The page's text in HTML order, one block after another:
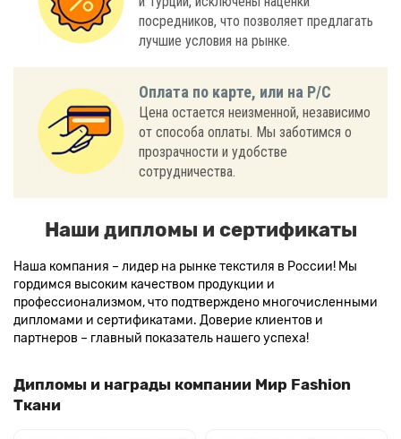
посредников, что позволяет предлагать
лучшие условия на рынке.
Оплата по карте, или на Р/С
Цена остается неизменной, независимо
от способа оплаты. Мы заботимся о
прозрачности и удобстве
сотрудничества.
Наши дипломы и сертификаты
Наша компания – лидер на рынке текстиля в России! Мы
гордимся высоким качеством продукции и
профессионализмом, что подтверждено многочисленными
дипломами и сертификатами. Доверие клиентов и
партнеров – главный показатель нашего успеха!
Дипломы и награды компании Мир Fashion
Ткани